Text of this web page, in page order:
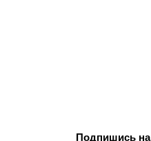
Подпишись на